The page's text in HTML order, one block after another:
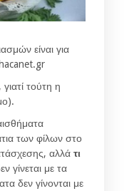
είναι για
τούτη η
των φίλων στο
αλλά τι
γίνεται με τα
δεν γίνονται με